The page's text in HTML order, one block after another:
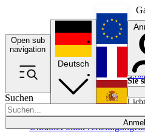
Open sub
navigation
Suchen
UkrainePolitikVerteidigung
Deutsch
Sie